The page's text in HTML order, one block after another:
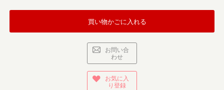
買い物かごに入れる
お問い合
わせ
お気に入
り登録